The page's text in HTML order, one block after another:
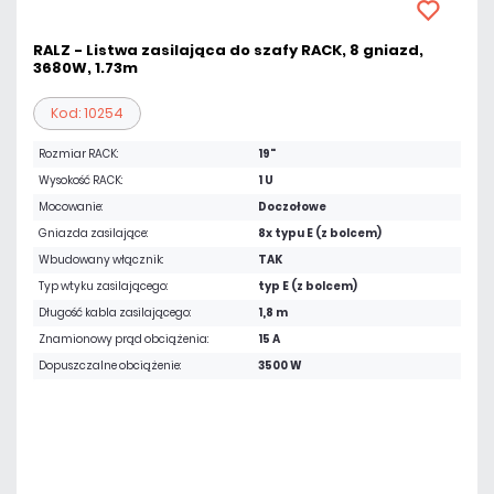
RALZ - Listwa zasilająca do szafy RACK, 8 gniazd,
3680W, 1.73m
Kod: 10254
Rozmiar RACK:
19"
Wysokość RACK:
1 U
Mocowanie:
Doczołowe
Gniazda zasilające:
8x typu E (z bolcem)
Wbudowany włącznik:
TAK
Typ wtyku zasilającego:
typ E (z bolcem)
Długość kabla zasilającego:
1,8 m
Znamionowy prąd obciążenia:
15 A
Dopuszczalne obciążenie:
3500 W